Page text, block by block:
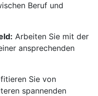
Beruf und
Arbeiten Sie mit der
ansprechenden
Sie von
spannenden